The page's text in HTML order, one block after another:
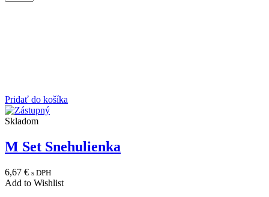
Pridať do košíka
Skladom
M Set Snehulienka
6,67 € s DPH
Add to Wishlist